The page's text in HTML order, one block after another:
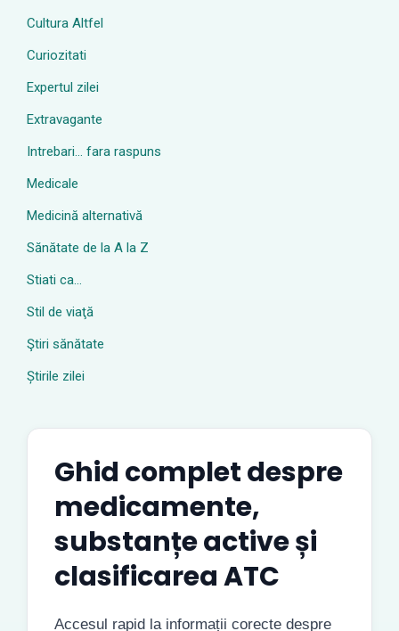
Cultura Altfel
Curiozitati
Expertul zilei
Extravagante
Intrebari… fara raspuns
Medicale
Medicină alternativă
Sănătate de la A la Z
Stiati ca…
Stil de viaţă
Ştiri sănătate
Știrile zilei
Ghid complet despre
medicamente,
substanțe active și
clasificarea ATC
Accesul rapid la informații corecte despre